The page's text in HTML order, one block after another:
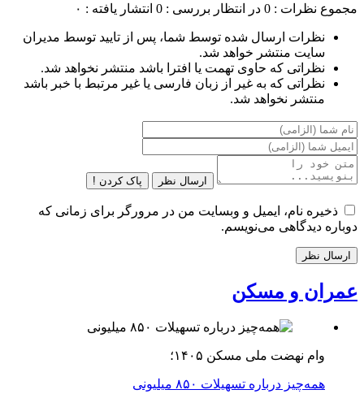
مجموع نظرات : 0 در انتظار بررسی : 0 انتشار یافته : ۰
نظرات ارسال شده توسط شما، پس از تایید توسط مدیران
سایت منتشر خواهد شد.
نظراتی که حاوی تهمت یا افترا باشد منتشر نخواهد شد.
نظراتی که به غیر از زبان فارسی یا غیر مرتبط با خبر باشد
منتشر نخواهد شد.
ارسال نظر پاک کردن !
ذخیره نام، ایمیل و وبسایت من در مرورگر برای زمانی که
دوباره دیدگاهی می‌نویسم.
عمران و مسکن
وام نهضت ملی مسکن ۱۴۰۵؛
همه‌چیز درباره تسهیلات ۸۵۰ میلیونی